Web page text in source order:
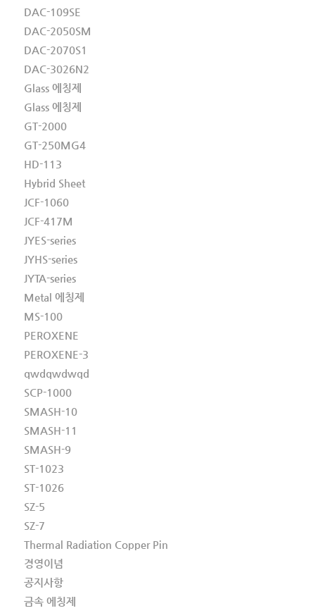
DAC-109SE
DAC-2050SM
DAC-2070S1
DAC-3026N2
Glass 에칭제
Glass 에칭제
GT-2000
GT-250MG4
HD-113
Hybrid Sheet
JCF-1060
JCF-417M
JYES-series
JYHS-series
JYTA-series
Metal 에칭제
MS-100
PEROXENE
PEROXENE-3
qwdqwdwqd
SCP-1000
SMASH-10
SMASH-11
SMASH-9
ST-1023
ST-1026
SZ-5
SZ-7
Thermal Radiation Copper Pin
경영이념
공지사항
금속 에칭제